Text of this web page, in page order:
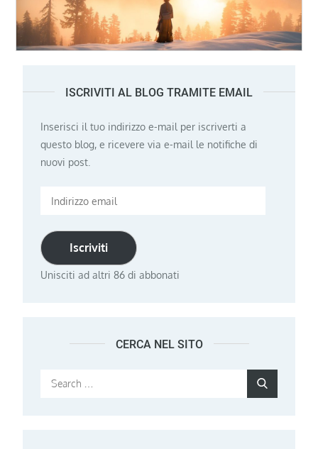
ISCRIVITI AL BLOG TRAMITE EMAIL
Inserisci il tuo indirizzo e-mail per iscriverti a
questo blog, e ricevere via e-mail le notifiche di
nuovi post.
Indirizzo
Iscriviti
Unisciti ad altri 86 di abbonati
CERCA NEL SITO
Search